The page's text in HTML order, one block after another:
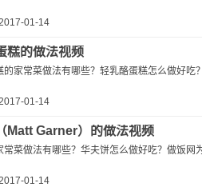
01-14
糕的做法视频
的家常菜做法有哪些？轻乳酪蛋糕怎么做好
01-14
Matt Garner）的做法视频
常菜做法有哪些？华夫饼怎么做好吃？做饭
01-14